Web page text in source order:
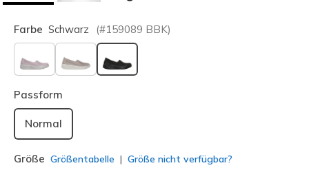
Farbe Schwarz (#159089 BBK)
ausgewählt
Passform
Normal
Größe Größentabelle Größe nicht verfügbar?